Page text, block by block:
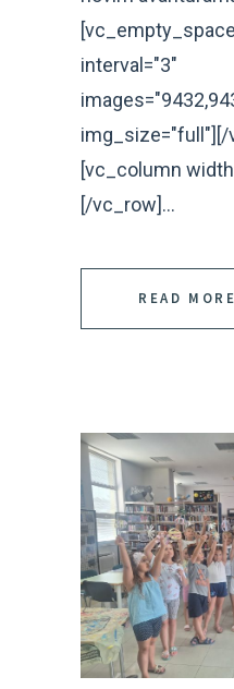
interval="3"
img_size="full"][/
[vc_column
[/vc_row]...
READ MORE